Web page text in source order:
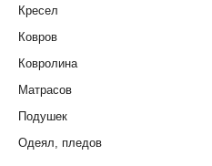
Кресел
Ковров
Ковролина
Матрасов
Подушек
Одеял, пледов